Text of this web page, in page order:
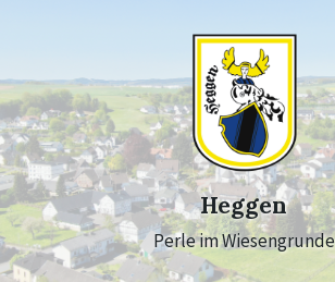
Heggen
Perle im Wiesengrunde